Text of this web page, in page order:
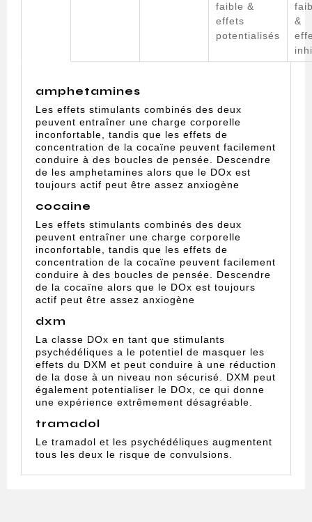
faible &
effets
potentialisés
&
amphetamines
Les effets stimulants combinés des deux
peuvent entraîner une charge corporelle
inconfortable, tandis que les effets de
concentration de la cocaïne peuvent facilement
conduire à des boucles de pensée. Descendre
de les amphetamines alors que le DOx est
toujours actif peut être assez anxiogène
cocaine
Les effets stimulants combinés des deux
peuvent entraîner une charge corporelle
inconfortable, tandis que les effets de
concentration de la cocaïne peuvent facilement
conduire à des boucles de pensée. Descendre
de la cocaïne alors que le DOx est toujours
actif peut être assez anxiogène
dxm
La classe DOx en tant que stimulants
psychédéliques a le potentiel de masquer les
effets du DXM et peut conduire à une réduction
de la dose à un niveau non sécurisé. DXM peut
également potentialiser le DOx, ce qui donne
une expérience extrêmement désagréable.
tramadol
Le tramadol et les psychédéliques augmentent
tous les deux le risque de convulsions.